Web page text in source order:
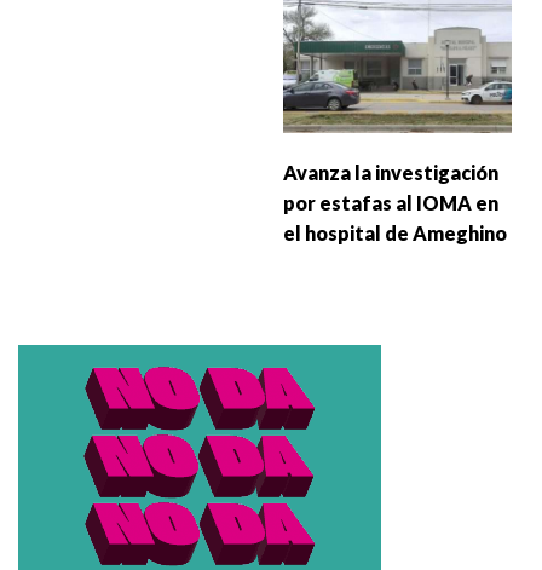
Avanza la investigación
por estafas al IOMA en
el hospital de Ameghino